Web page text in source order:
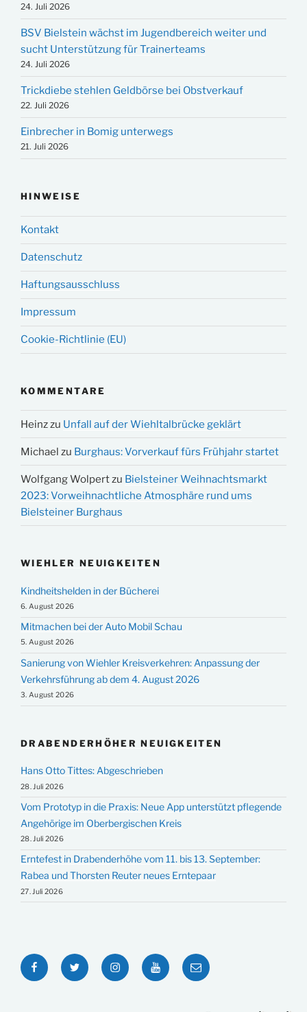
24. Juli 2026
BSV Bielstein wächst im Jugendbereich weiter und
sucht Unterstützung für Trainerteams
24. Juli 2026
Trickdiebe stehlen Geldbörse bei Obstverkauf
22. Juli 2026
Einbrecher in Bomig unterwegs
21. Juli 2026
HINWEISE
Kontakt
Datenschutz
Haftungsausschluss
Impressum
Cookie-Richtlinie (EU)
KOMMENTARE
Heinzzu Unfall auf der Wiehltalbrücke geklärt
Michael zu Burghaus: Vorverkauf fürs Frühjahr startet
Wolfgang Wolpertzu Bielsteiner Weihnachtsmarkt
2023: Vorweihnachtliche Atmosphäre rund ums
Bielsteiner Burghaus
WIEHLER NEUIGKEITEN
Kindheitshelden in der Bücherei
6. August 2026
Mitmachen bei der Auto Mobil Schau
5. August 2026
Sanierung von Wiehler Kreisverkehren: Anpassung der
Verkehrsführung ab dem 4. August 2026
3. August 2026
DRABENDERHÖHER NEUIGKEITEN
Hans Otto Tittes: Abgeschrieben
28. Juli 2026
Vom Prototyp in die Praxis: Neue App unterstützt pflegende
Angehörige im Oberbergischen Kreis
28. Juli 2026
Erntefest in Drabenderhöhe vom 11. bis 13. September:
Rabea und Thorsten Reuter neues Erntepaar
27. Juli 2026
FacebookTwitter InstagramYouTubeE-
Mail